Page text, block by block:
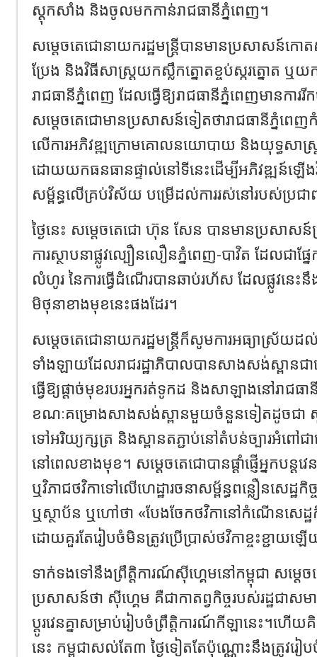
ស្តុកសាំង និងចូលមកកាន់រាជធានីភ្នំពេញ។
សម្តេចតេជោនាយករដ្ឋមន្ត្រីបានមានប្រសាសន៍ក
ប្រែង និងវិធីសាស្ត្រយកស្លឹកត្នោតខ្ចប់ស្ករត្នោត ឬយ
រាជធានីភ្នំពេញ ដែលធ្វើឱ្យរាជធានីភ្នំពេញមានការ
សម្ដេចតេជោមានប្រសាសន៍ទៀតថារាជធានីភ្នំពេញ
លើការអភិវឌ្ឍក្រោមគោលនយោបាយ និងយុទ្ធសាស្រ្ដ
ដោយយកធនធានផ្ទាល់នៅទីនេះដើម្បីអភិវឌ្ឍន៍ឡើ
សម្ព័ន្ធលើគ្រប់វិស័យ បម្រើដល់ការរស់នៅរបស់ប្រជា
ថ្ងៃនេះ សម្តេចតេជោ ហ៊ុន សែន បានមានប្រសា
ការស្ថាបនាផ្លូវល្បឿនលឿនភ្នំពេញ-បាវិត ដែលជាផ្ន
លំហូរ នៃការធ្វើដំណើរបានឆាប់រហ័ស ដែលផ្លូវនេះនឹង
មិថុនាខាងមុខនេះផងដែរ។
សម្ដេចតេជោនាយករដ្ឋមន្ត្រីក៏សូមការអធ្យាស្រ័យ
ទាំងឡាយដែលរាជរដ្ឋាភិបាលបានសាងសង់ស្ពានជាច្
ធ្វើឱ្យផ្ដាច់មុខរបរអ្នករត់ទូកដ និងសាឡាងនៅរាជធា
ខណៈគម្រោងសាងសង់ស្ពានមួយចំនួនទៀតដូចជា ស្ព
ទៅអរិយ្យក្សត្រ និងស្ពានតភ្ជាប់នៅតំបន់ច្បារអំពៅ
នៅពេលខាងមុខ។ សម្ដេចតេជោបានផ្ដាំផ្ញើអ្នកបន្តវ
ឬវិភាជថវិកាទៅលើហេដ្ឋារចនាសម្ព័ន្ធពន្លឿនសេដ្ឋ
ឬស្ថាប័ន ឬហៅថា «បែងចែកថវិកានៅកំណើនសេ
ដោយគួរតែរៀបចំមិនត្រូវប្រើប្រាស់ថវិកាខ្ចះខ្ជាយឡ
ទាក់ទងទៅនឹងព្រឹត្តិការណ៍ស៊ីហ្គេមនៅកម្ពុជា សម្ត
ប្រសាសន៍ថា ស៊ីហ្គេម គឺជាកាតព្វកិច្ចរបស់រដ្ឋជាស
ប្តូរវេនគ្នាសម្រាប់រៀបចំព្រឹត្តិការណ៍កីឡានេះ។ហើ
នេះ កម្ពុជាសល់តែ៣ ថ្ងៃទៀតតែប៉ុណ្ណោះនឹងត្រូវរៀ